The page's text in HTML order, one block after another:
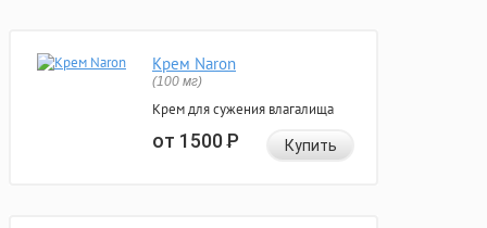
Крем Naron
(100 мг)
Крем для сужения влагалища
от 1500Р Купить